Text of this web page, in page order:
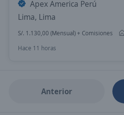
Apex America Perú
Lima, Lima
S/. 1.130,00 (Mensual) + Comisiones
Hace 11 horas
Anterior